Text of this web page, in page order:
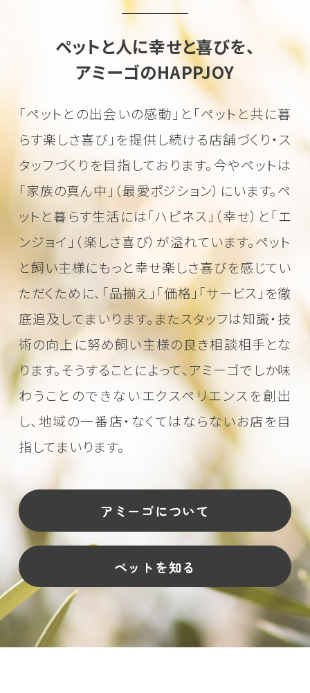
ペットと人に幸せと喜びを、
アミーゴのHAPPJOY
「ペットとの出会いの感動」と「ペットと共に暮
らす楽しさ喜び」を提供し続ける店舗づくり・ス
タッフづくりを目指しております。 今やペットは
「家族の真ん中」（最愛ポジション）にいます。ペ
ットと暮らす生活には「ハピネス」（幸せ）と「エ
ンジョイ」（楽しさ喜び）が溢れています。ペット
と飼い主様にもっと幸せ楽しさ喜びを感じてい
ただくために、 「品揃え」「価格」「サービス」を徹
底追及してまいります。またスタッフは知識・技
術の向上に努め飼い主様の良き相談相手とな
ります。そうすることによって、アミーゴでしか味
わうことのできないエクスペリエンスを創出
し、地域の一番店・なくてはならないお店を目
指してまいります。
アミーゴについて
ペットを知る